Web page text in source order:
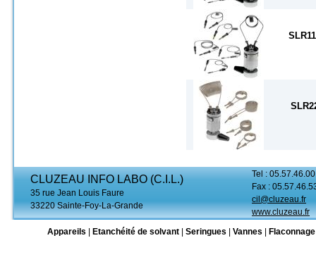
CLUZEAU INFO LABO (C.I.L.)
35 rue Jean Louis Faure
33220 Sainte-Foy-La-Grande
Tel :
Fax :
cil@cluzeau.fr
www.cluzeau.fr
Appareils
Etanchéité de solvant Seringues Vannes Flaconnage